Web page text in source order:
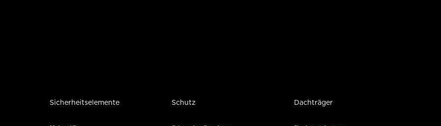
Sicherheitselemente Schutz Dachträger